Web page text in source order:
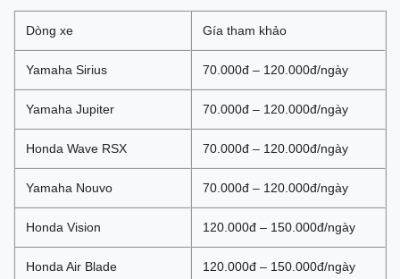
Dòng xe Gía tham khảo
Yamaha Sirius 70.000đ – 120.000đ/ngày
Yamaha Jupiter 70.000đ – 120.000đ/ngày
Honda Wave RSX 70.000đ – 120.000đ/ngày
Yamaha Nouvo 70.000đ – 120.000đ/ngày
Honda Vision 120.000đ – 150.000đ/ngày
Honda Air Blade 120.000đ – 150.000đ/ngày